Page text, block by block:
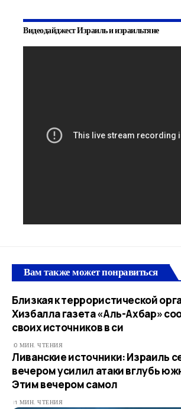
Видеодайджест Израиль и израильтяне
Вам также может понравиться
Близкая к террористической
Хизбалла газета «Аль-Ахбар»
своих источников в си
0 МИН. ЧТЕНИЯ
Ливанские источники: Израиль
вечером усилил атаки вглубь
Этим вечером самол
1 МИН. ЧТЕНИЯ